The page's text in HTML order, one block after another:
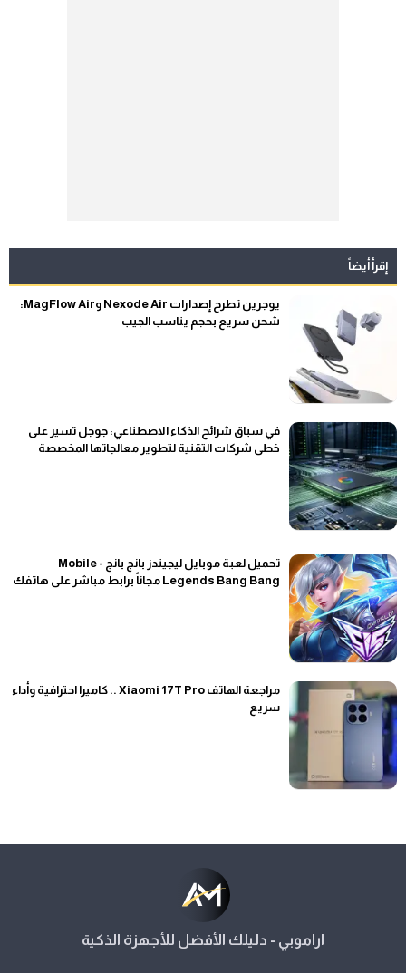
إقرأ أيضاً
يوجرين تطرح إصدارات Nexode Air وMagFlow Air:
شحن سريع بحجم يناسب الجيب
في سباق شرائح الذكاء الاصطناعي: جوجل تسير على
خطى شركات التقنية لتطوير معالجاتها المخصصة
تحميل لعبة موبايل ليجيندز بانج بانج - Mobile
Legends Bang Bang مجاناً برابط مباشر على هاتفك
مراجعة الهاتف Xiaomi 17T Pro .. كاميرا احترافية وأداء
سريع
اراموبي - دليلك الأفضل للأجهزة الذكية